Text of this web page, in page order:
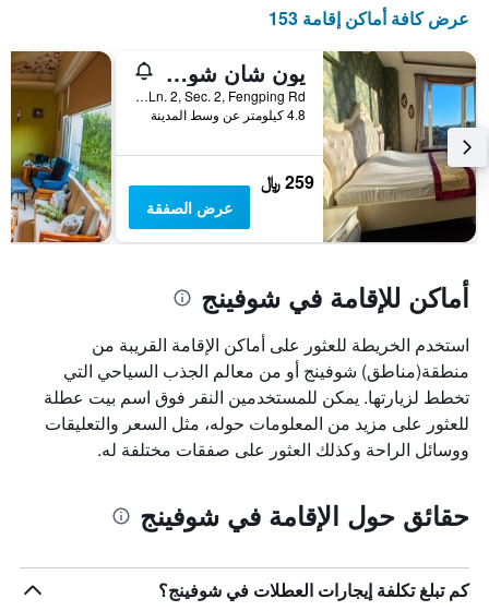
الذي
أيام
الأسبوع.
يتضمن
المخطط
التالي
1
محور
الذي
سعر
غرفة
عرض كافة أماكن إقامة 153
يون شان شوي يي سوي هسوان ريزورت
No.12, Aly. 201, Ln. 2, Sec. 2, Fengping Rd., شوفينج, تايوان
4.8 كيلومتر عن وسط المدينة
259 ﷼
عرض الصفقة
أماكن للإقامة في شوفينج
استخدم الخريطة للعثور على أماكن الإقامة القريبة من
منطقة(مناطق) شوفينج أو من معالم الجذب السياحي التي
تخطط لزيارتها. يمكن للمستخدمين النقر فوق اسم بيت عطلة
للعثور على مزيد من المعلومات حوله، مثل السعر والتعليقات
ووسائل الراحة وكذلك العثور على صفقات مختلفة له.
حقائق حول الإقامة في شوفينج
كم تبلغ تكلفة إيجارات العطلات في شوفينج؟